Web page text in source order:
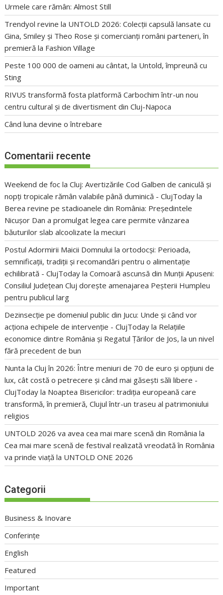
Urmele care rămân: Almost Still
Trendyol revine la UNTOLD 2026: Colecții capsulă lansate cu
Gina, Smiley și Theo Rose și comercianți români parteneri, în
premieră la Fashion Village
Peste 100 000 de oameni au cântat, la Untold, împreună cu
Sting
RIVUS transformă fosta platformă Carbochim într-un nou
centru cultural și de divertisment din Cluj-Napoca
Când luna devine o întrebare
Comentarii recente
Weekend de foc la Cluj: Avertizările Cod Galben de caniculă și
nopți tropicale rămân valabile până duminică - ClujToday la
Berea revine pe stadioanele din România: Președintele
Nicușor Dan a promulgat legea care permite vânzarea
băuturilor slab alcoolizate la meciuri
Postul Adormirii Maicii Domnului la ortodocși: Perioada,
semnificații, tradiții și recomandări pentru o alimentație
echilibrată - ClujToday laComoară ascunsă din Munții Apuseni:
Consiliul Județean Cluj dorește amenajarea Peșterii Humpleu
pentru publicul larg
Dezinsecție pe domeniul public din Jucu: Unde și când vor
acționa echipele de intervenție - ClujToday la Relațiile
economice dintre România și Regatul Țărilor de Jos, la un nivel
fără precedent de bun
Nunta la Cluj în 2026: Între meniuri de 70 de euro și opțiuni de
lux, cât costă o petrecere și când mai găsești săli libere -
ClujToday la Noaptea Bisericilor: tradiția europeană care
transformă, în premieră, Clujul într-un traseu al patrimoniului
religios
UNTOLD 2026 va avea cea mai mare scenă din România la
Cea mai mare scenă de festival realizată vreodată în România
va prinde viață la UNTOLD ONE 2026
Categorii
Business & Inovare
Conferințe
English
Featured
Important